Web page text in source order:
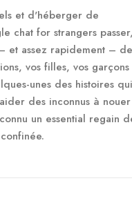
et d'héberger de
chat for strangers passer,
et assez rapidement – de
vos filles, vos
unes des histoires qui
des inconnus à nouer
un essential regain